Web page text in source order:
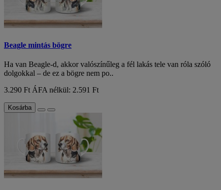
Beagle mintás bögre
Ha van Beagle-d, akkor valószínűleg a fél lakás tele van róla szóló
dolgokkal – de ez a bögre nem po..
3.290 Ft ÁFA nélkül: 2.591 Ft
Kosárba